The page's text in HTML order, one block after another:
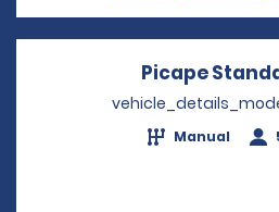
Picape
Manual